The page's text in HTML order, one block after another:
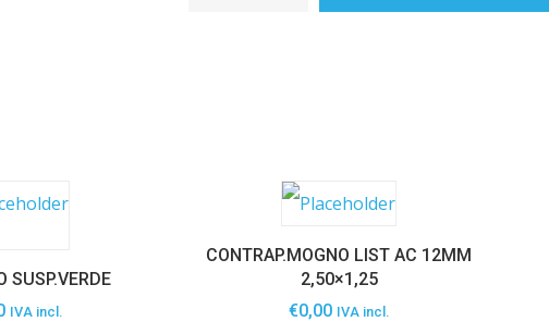
SUSP.VERDE
IVA incl.
CONTRAP.MOGNO LIST AC 12MM
2,50×1,25
€0,00 IVA incl.